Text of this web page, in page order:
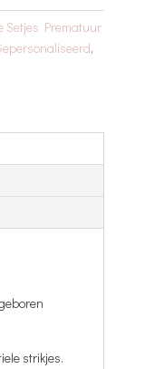
Setjes Prematuur
,
strikjes.